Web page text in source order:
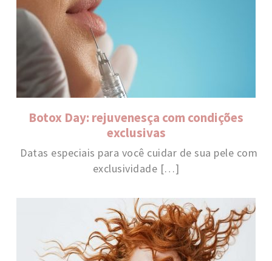
Botox Day: rejuvenesça com condições
exclusivas
Datas especiais para você cuidar de sua pele com
exclusividade […]